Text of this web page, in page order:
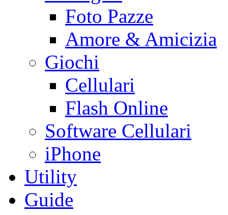
Foto Pazze
Amore & Amicizia
Giochi
Cellulari
Flash Online
Software Cellulari
iPhone
Utility
Guide